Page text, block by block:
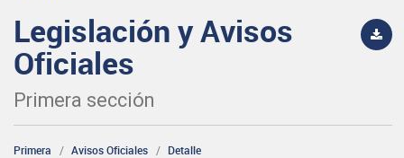
Legislación y Avisos
Oficiales
Primera sección
Primera Avisos Oficiales Detalle